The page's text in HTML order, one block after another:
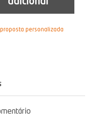
adicionar
personalizada